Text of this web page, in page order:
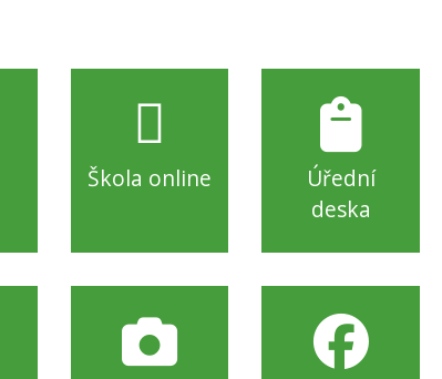
Škola online
Úřední
deska